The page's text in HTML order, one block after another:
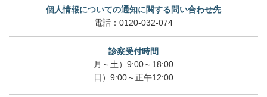
個人情報についての通知に関する問い合わせ先
電話： 0120-032-074
診察受付時間
月～土）9:00～18:00
日）9:00～正午12:00